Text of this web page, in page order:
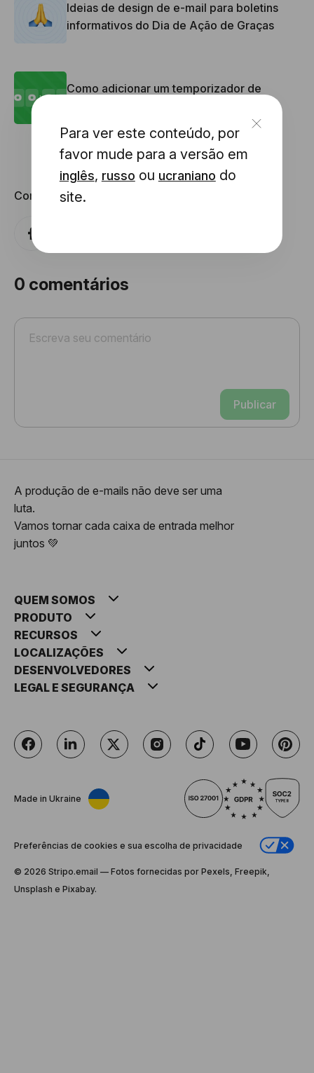
Para ver este conteúdo, por
favor mude para a versão em
inglês, russo ou ucraniano do
site.
Ideias de design de e-mail para boletins
informativos do Dia de Ação de Graças
Como adicionar um temporizador de
Compartilhe com
0 comentários
Publicar
A produção de e-mails não deve ser uma
luta.
Vamos tornar cada caixa de entrada melhor
juntos 💚
QUEM SOMOS
PRODUTO
RECURSOS
LOCALIZAÇÕES
DESENVOLVEDORES
LEGAL E SEGURANÇA
Made in Ukraine
Preferências de cookies e sua escolha de privacidade
© 2026 Stripо.email — Fotos fornecidas por Pexels, Freepik,
Unsplash e Pixabay.